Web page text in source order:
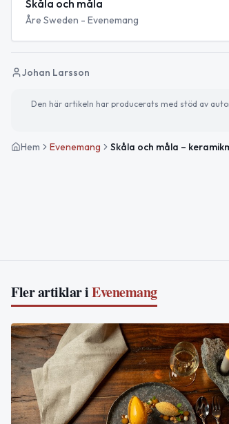
Skåla och måla
Åre Sweden - Evenemang
Johan Larsson
Den här artikeln har producerats med stöd av
Hem Evenemang
Fler artiklar iEvenemang